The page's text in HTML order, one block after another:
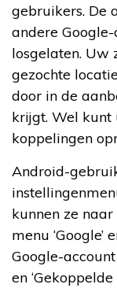
gebruikers. De
andere
losgelaten. Uw
gezochte
door in de
krijgt. Wel kunt
koppelingen
Android-
kunnen ze
menu ‘Google’
Google-account
en